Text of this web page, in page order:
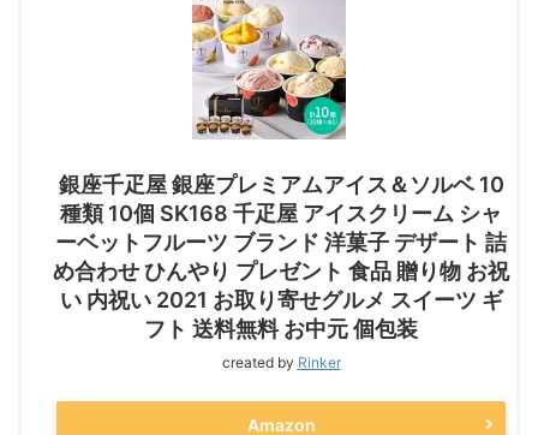
銀座千疋屋 銀座プレミアムアイス＆ソルベ 10
種類 10個 SK168 千疋屋 アイスクリーム シャ
ーベットフルーツ ブランド 洋菓子 デザート 詰
め合わせ ひんやり プレゼント 食品 贈り物 お祝
い 内祝い 2021 お取り寄せグルメ スイーツ ギ
フト 送料無料 お中元 個包装
created by Rinker
Amazon